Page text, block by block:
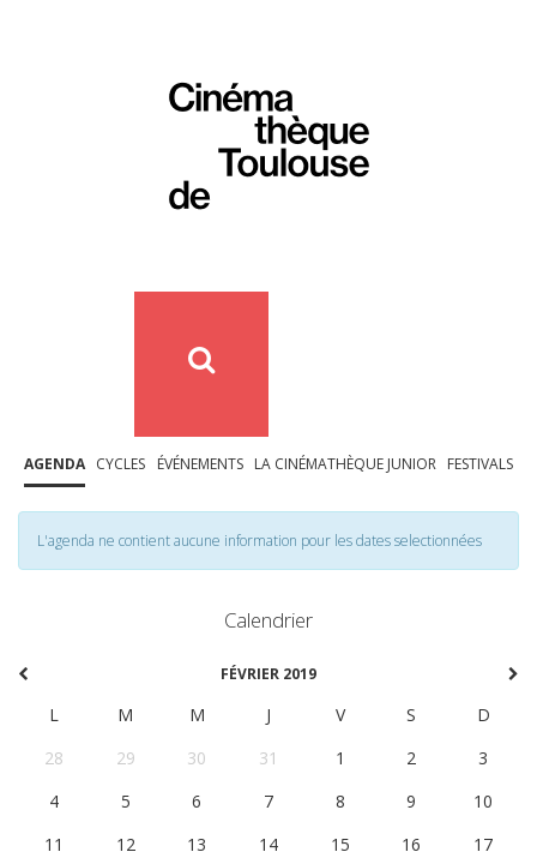
AGENDA CYCLES ÉVÉNEMENTS LA CINÉMATHÈQUE JUNIOR FESTIVALS
L'agenda ne contient aucune information pour les dates selectionnées
Calendrier
FÉVRIER 2019
L M M J V S
D
28
29 30 31 1 2
3
4
5 6 7 8 9
10
11
12 13 14 15 16
17